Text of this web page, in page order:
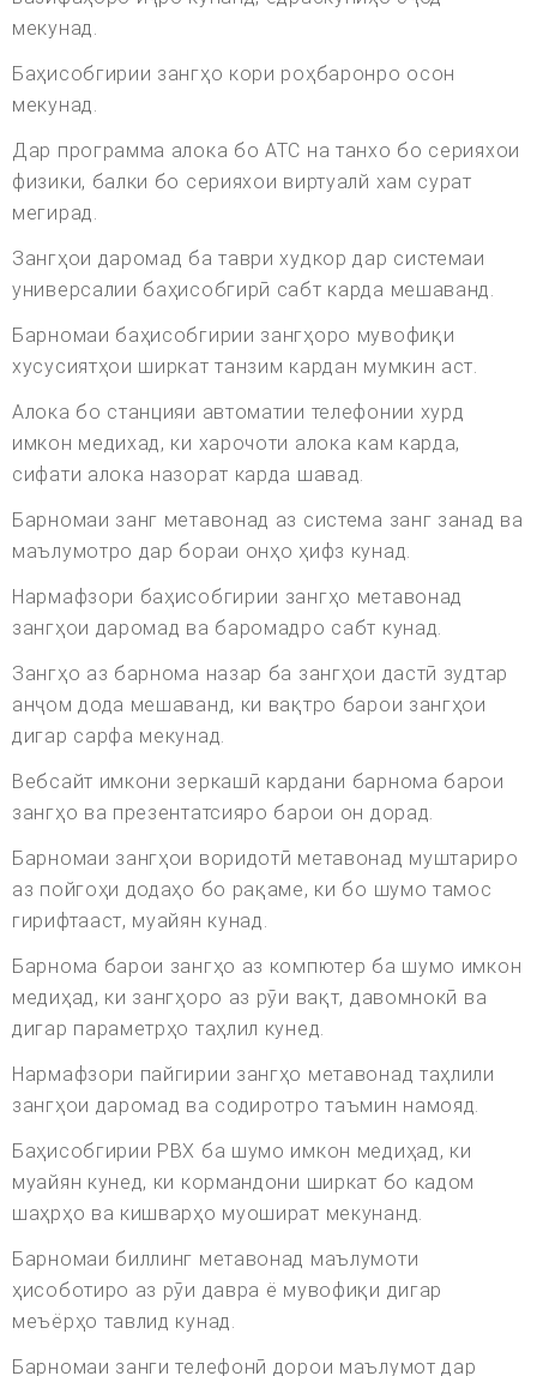
мекунад.
Баҳисобгирии зангҳо кори роҳбаронро осон
мекунад.
Дар программа алока бо АТС на танхо бо серияхои
физики, балки бо серияхои виртуалй хам сурат
мегирад.
Зангҳои даромад ба таври худкор дар системаи
универсалии баҳисобгирӣ сабт карда мешаванд.
Барномаи баҳисобгирии зангҳоро мувофиқи
хусусиятҳои ширкат танзим кардан мумкин аст.
Алока бо станцияи автоматии телефонии хурд
имкон медихад, ки харочоти алока кам карда,
сифати алока назорат карда шавад.
Барномаи занг метавонад аз система занг занад ва
маълумотро дар бораи онҳо ҳифз кунад.
Нармафзори баҳисобгирии зангҳо метавонад
зангҳои даромад ва баромадро сабт кунад.
Зангҳо аз барнома назар ба зангҳои дастӣ зудтар
анҷом дода мешаванд, ки вақтро барои зангҳои
дигар сарфа мекунад.
Вебсайт имкони зеркашӣ кардани барнома барои
зангҳо ва презентатсияро барои он дорад.
Барномаи зангҳои воридотӣ метавонад муштариро
аз пойгоҳи додаҳо бо рақаме, ки бо шумо тамос
гирифтааст, муайян кунад.
Барнома барои зангҳо аз компютер ба шумо имкон
медиҳад, ки зангҳоро аз рӯи вақт, давомнокӣ ва
дигар параметрҳо таҳлил кунед.
Нармафзори пайгирии зангҳо метавонад таҳлили
зангҳои даромад ва содиротро таъмин намояд.
Баҳисобгирии PBX ба шумо имкон медиҳад, ки
муайян кунед, ки кормандони ширкат бо кадом
шаҳрҳо ва кишварҳо муошират мекунанд.
Барномаи биллинг метавонад маълумоти
ҳисоботиро аз рӯи давра ё мувофиқи дигар
меъёрҳо тавлид кунад.
Барномаи занги телефонӣ дорои маълумот дар